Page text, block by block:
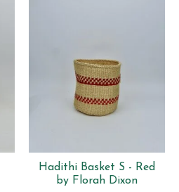
Hadithi Basket S - Red
by Florah Dixon